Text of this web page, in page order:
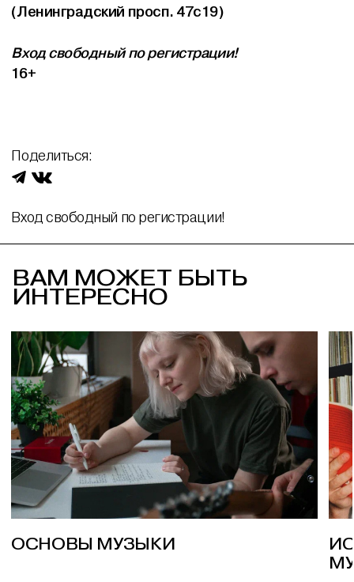
(Ленинградский просп. 47с19)
Вход свободный по регистрации!
16+
Поделиться:
Вход свободный по регистрации!
ВАМ МОЖЕТ БЫТЬ
ИНТЕРЕСНО
ОСНОВЫ МУЗЫКИ